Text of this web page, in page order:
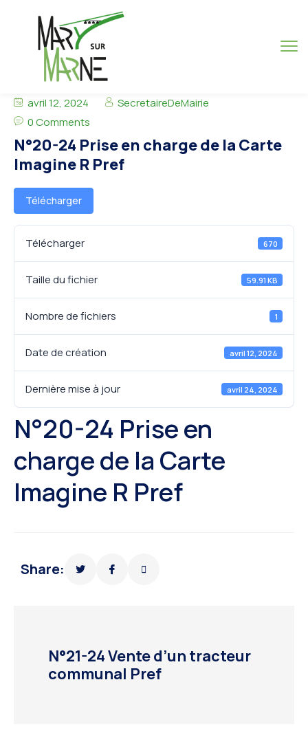
avril 12, 2024
SecretaireDeMairie
0 Comments
N°20-24 Prise en charge de la Carte
Imagine R Pref
Télécharger
Télécharger 670
Taille du fichier 59.91 KB
Nombre de fichiers 1
Date de création avril 12, 2024
Dernière mise à jour avril 24, 2024
N°20-24 Prise en
charge de la Carte
Imagine R Pref
Share:
N°21-24 Vente d’un tracteur
communal Pref